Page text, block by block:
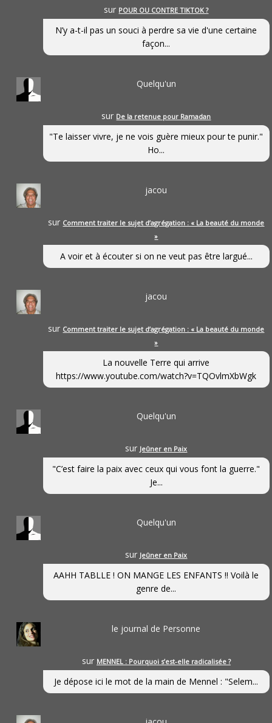
sur POUR OU CONTRE TIKTOK ?
N’y a-t-il pas un souci à perdre sa vie d'une certaine
façon...
Quelqu'un
sur De la retenue pour Ramadan
"Te laisser vivre, je ne vois guère mieux pour te punir."
Ho...
jacou
sur Comment traiter le sujet d’agrégation : « La beauté du monde
»
A voir et à écouter si on ne veut pas être largué...
jacou
sur Comment traiter le sujet d’agrégation : « La beauté du monde
»
La nouvelle Terre qui arrive
https://www.youtube.com/watch?v=TQOvlmXbWgk
Quelqu'un
sur Jeûner en Paix
"C’est faire la paix avec ceux qui vous font la guerre."
Je...
Quelqu'un
sur Jeûner en Paix
AAHH TABLLE ! ON MANGE LES ENFANTS !! Voilà le
genre de...
le journal de Personne
sur MENNEL : Pourquoi s’est-elle radicalisée ?
Je dépose ici le mot de la main de Mennel : "Selem...